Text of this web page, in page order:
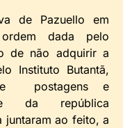
de Pazuello em
dada pelo
de não adquirir a
Instituto Butantã,
postagens e
da república
ao feito, a